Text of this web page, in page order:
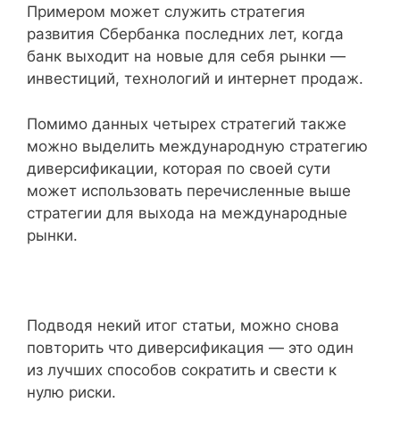
Примером может служить стратегия
развития Сбербанка последних лет, когда
банк выходит на новые для себя рынки —
инвестиций, технологий и интернет продаж.
Помимо данных четырех стратегий также
можно выделить международную стратегию
диверсификации, которая по своей сути
может использовать перечисленные выше
стратегии для выхода на международные
рынки.
Подводя некий итог статьи, можно снова
повторить что диверсификация — это один
из лучших способов сократить и свести к
нулю риски.